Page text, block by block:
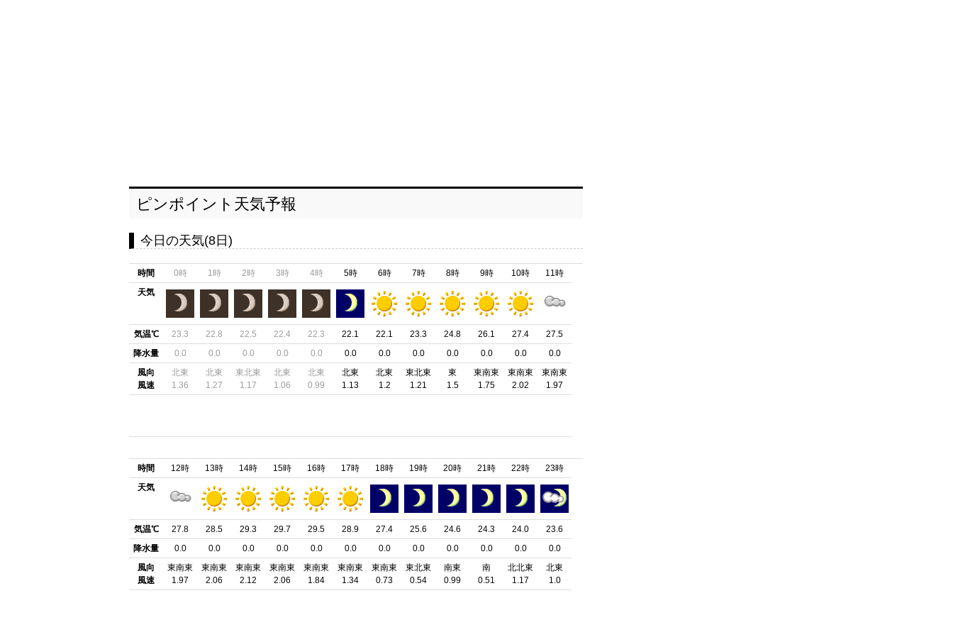
ピンポイント天気予報
今日の天気(8日)
時間
天気
気温℃
降水量
風向
風速
0時
23.3
0.0
北東
1.36
1時
22.8
0.0
北東
1.27
2時
22.5
0.0
東北東
1.17
3時
22.4
0.0
北東
1.06
4時
22.3
0.0
北東
0.99
5時
22.1
0.0
北東
1.13
6時
22.1
0.0
北東
1.2
7時
23.3
0.0
東北東
1.21
8時
24.8
0.0
東
1.5
9時
26.1
0.0
東南東
1.75
10時
27.4
0.0
東南東
2.02
11時
27.5
0.0
東南東
1.97
時間
天気
気温℃
降水量
風向
風速
12時
27.8
0.0
東南東
1.97
13時
28.5
0.0
東南東
2.06
14時
29.3
0.0
東南東
2.12
15時
29.7
0.0
東南東
2.06
16時
29.5
0.0
東南東
1.84
17時
28.9
0.0
東南東
1.34
18時
27.4
0.0
東南東
0.73
19時
25.6
0.0
東北東
0.54
20時
24.6
0.0
南東
0.99
21時
24.3
0.0
南
0.51
22時
24.0
0.0
北北東
1.17
23時
23.6
0.0
北東
1.0